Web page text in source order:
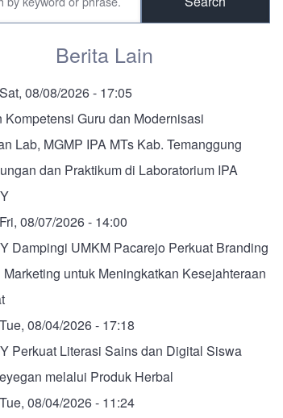
Berita Lain
Sat, 08/08/2026 - 17:05
Kompetensi Guru dan Modernisasi
Lab, MGMP IPA MTs Kab. Temanggung
dan Praktikum di Laboratorium IPA
Fri, 08/07/2026 - 14:00
Dampingi UMKM Pacarejo Perkuat Branding
untuk Meningkatkan Kesejahteraan
Tue, 08/04/2026 - 17:18
Perkuat Literasi Sains dan Digital Siswa
melalui Produk Herbal
Tue, 08/04/2026 - 11:24